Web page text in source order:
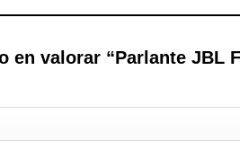
en valorar “Parlante JBL